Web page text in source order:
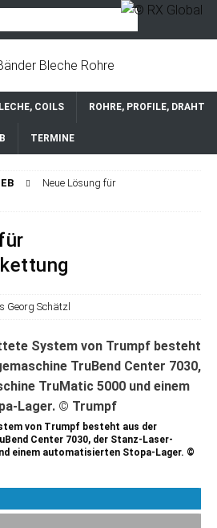
COILS ROHRE, PROFILE, DRAHT
TERMINE
Neue Lösung für
Georg Schätzl
von Trumpf besteht aus der
Center 7030, der Stanz-Laser-
einem automatisierten Stopa-Lager. ©